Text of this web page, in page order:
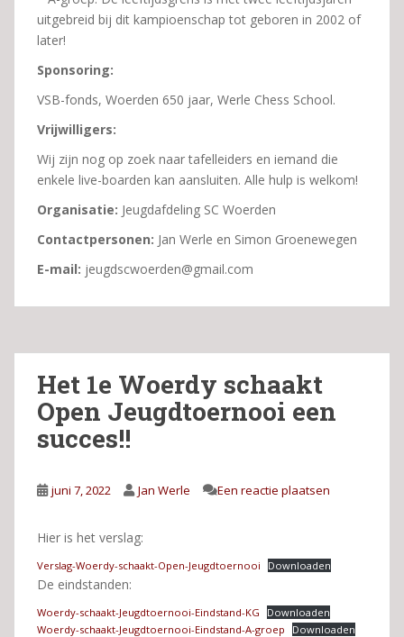
uitgebreid bij dit kampioenschap tot geboren in 2002 of
later!
Sponsoring:
VSB-fonds, Woerden 650 jaar, Werle Chess School.
Vrijwilligers:
Wij zijn nog op zoek naar tafelleiders en iemand die
enkele live-boarden kan aansluiten. Alle hulp is welkom!
Organisatie: Jeugdafdeling SC Woerden
Contactpersonen: Jan Werle en Simon Groenewegen
E-mail: jeugdscwoerden@gmail.com
Het 1e Woerdy schaakt
Open Jeugdtoernooi een
succes!!
juni 7, 2022 Jan Werle Een reactie plaatsen
Hier is het verslag:
Verslag-Woerdy-schaakt-Open-Jeugdtoernooi Downloaden
De eindstanden:
Woerdy-schaakt-Jeugdtoernooi-Eindstand-KG
Downloaden
Woerdy-schaakt-Jeugdtoernooi-Eindstand-A-groep
Downloaden